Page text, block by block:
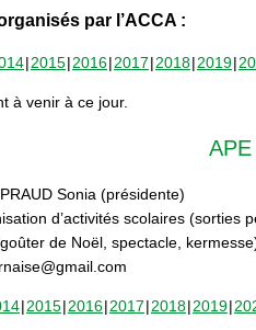
par l’ACCA :
2015 2016 2017 2018 2019
à venir à ce jour.
APE
Sonia (présidente)
d’activités scolaires (sorties
de Noël, spectacle,
2015 2016 2017 2018 2019